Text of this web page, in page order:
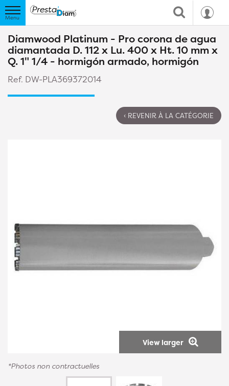
Diamwood Platinum - Pro corona de agua
diamantada D. 112 x Lu. 400 x Ht. 10 mm x
Q. 1" 1/4 - hormigón armado, hormigón
Ref. DW-PLA369372014
‹ REVENIR À LA CATÉGORIE
View larger
*Photos non contractuelles